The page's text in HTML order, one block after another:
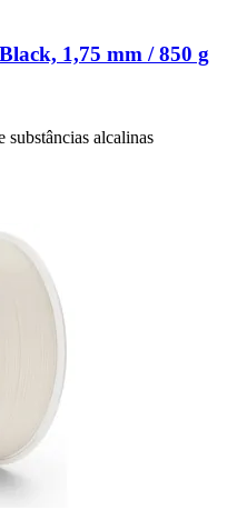
1,75 mm / 850 g
substâncias alcalinas